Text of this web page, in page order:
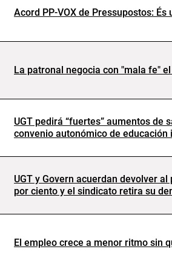
Acord PP-VOX de Pressupostos:
La patronal negocia con "mala fe"
UGT pedirá “fuertes” aumentos de
convenio autonómico de educación
UGT y Govern acuerdan devolver
por ciento y el sindicato retira su
El empleo crece a menor ritmo sin